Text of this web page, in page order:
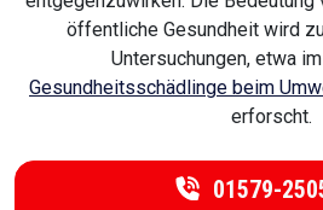
öffentliche Gesundheit wird
Untersuchungen, etwa im
Gesundheitsschädlinge beim
erforscht.
01579-